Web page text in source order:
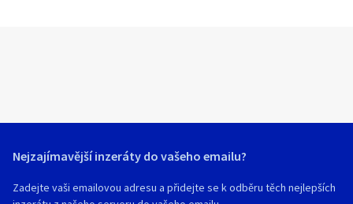
Nejzajímavější inzeráty do vašeho emailu?
Zadejte vaši emailovou adresu a přidejte se k odběru těch nejlepších